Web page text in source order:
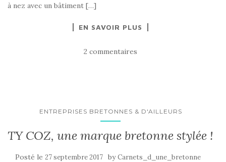
à nez avec un bâtiment […]
EN SAVOIR PLUS
2 commentaires
ENTREPRISES BRETONNES & D'AILLEURS
TY COZ, une marque bretonne stylée !
Posté le 27 septembre 2017 byCarnets_d_une_bretonne